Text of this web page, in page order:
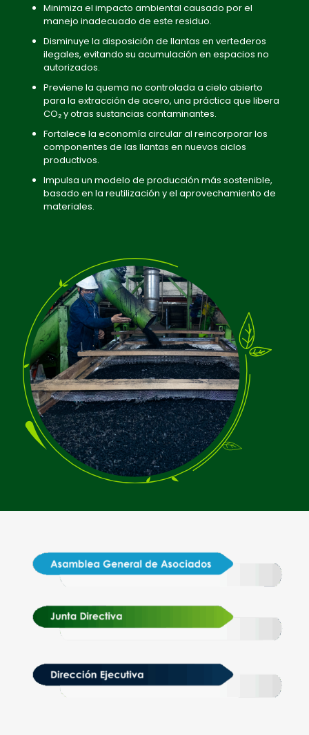
Minimiza el impacto ambiental causado por el
manejo inadecuado de este residuo.
Disminuye la disposición de llantas en vertederos
ilegales, evitando su acumulación en espacios no
autorizados.
Previene la quema no controlada a cielo abierto
para la extracción de acero, una práctica que libera
CO₂ y otras sustancias contaminantes.
Fortalece la economía circular al reincorporar los
componentes de las llantas en nuevos ciclos
productivos.
Impulsa un modelo de producción más sostenible,
basado en la reutilización y el aprovechamiento de
materiales.